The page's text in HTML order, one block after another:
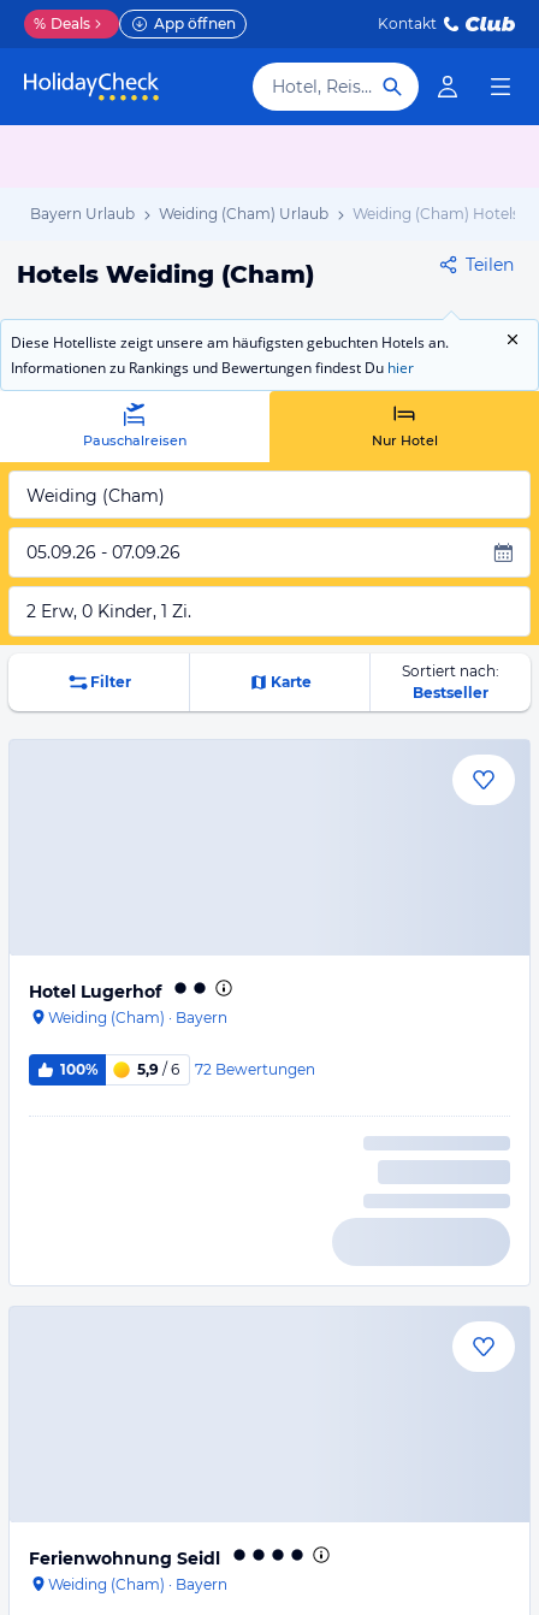
% Deals App öffnen Kontakt
Hotel, Reiseziel
Bayern Urlaub Weiding (Cham) Urlaub Weiding (Cham) Hotels
Hotels Weiding (Cham) Teilen
Diese Hotelliste zeigt unsere am häufigsten gebuchten Hotels an.
Informationen zu Rankings und Bewertungen findest Du hier
Pauschalreisen Nur Hotel
Weiding (Cham)
05.09.26 - 07.09.26
2 Erw, 0 Kinder, 1 Zi.
Filter Karte
Sortiert nach:
Bestseller
Hotel Lugerhof
Weiding (Cham) · Bayern
100% 5,9 / 6 72 Bewertungen
Ferienwohnung Seidl
Weiding (Cham) · Bayern